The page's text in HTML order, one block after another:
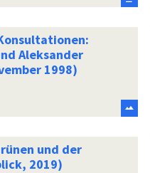
Aleksander
1998)
und der
2019)